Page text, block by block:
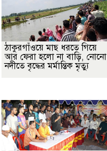
ঠাকুরগাঁওয়ে মাছ ধরতে গিয়ে
আর ফেরা হলো না বাড়ি, নোনো
নদীতে বৃদ্ধের মর্মান্তিক মৃত্যু